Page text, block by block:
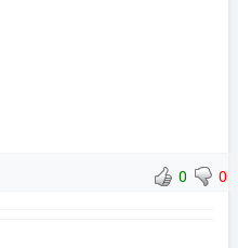
0 0